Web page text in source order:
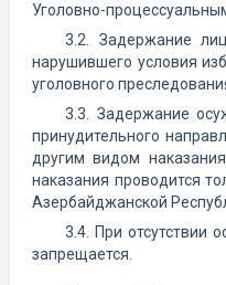
Уголовно-
3.2. Задержание
нарушившего условия
уголовного
3.3. Задержание
принудительного
другим видом
наказания проводится
Азербайджанской
3.4. При отсутствии
запрещается.